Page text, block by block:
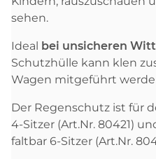
sehen.
Ideal bei unsicheren
Schutzhülle kann klen
Wagen mitgeführt
Der Regenschutz ist für
4-Sitzer (Art.Nr. 80421)
faltbar 6-Sitzer (Art.Nr.